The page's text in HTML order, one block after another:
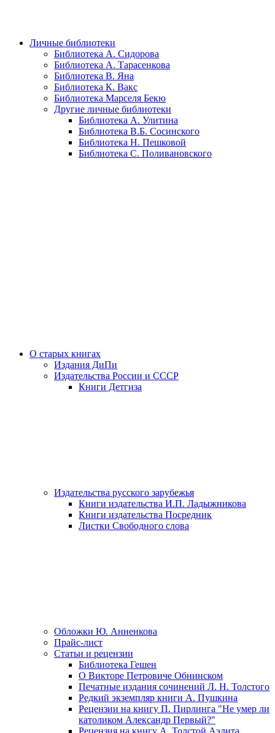
Личные библиотеки
Библиотека А. Сидорова
Библиотека А. Тарасенкова
Библиотека В. Яна
Библиотека К. Вакс
Библиотека Марселя Бекю
Другие личные библиотеки
Библиотека А. Улитина
Библиотека В.Б. Сосинского
Библиотека Н. Пешковой
Библиотека С. Поливановского
О старых книгах
Издания ДиПи
Издательства России и СССР
Книги Детгиза
Издательства русского зарубежья
Книги издательства И.П. Ладыжникова
Книги издательства Посредник
Листки Свободного слова
Обложки Ю. Анненкова
Прайс-лист
Статьи и рецензии
Библиотека Гешен
О Викторе Петровиче Обнинском
Печатные издания сочинений Л. Н. Толстого
Редкий экземпляр книги А. Пушкина
Рецензии на книгу П. Пирлинга "Не умер ли
католиком Александр Первый?"
Рецензия на книгу А. Толстой Аэлита